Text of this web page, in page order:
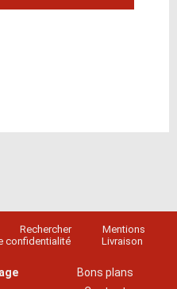
Rechercher
Mentions
confidentialité Livraison
Bons plans